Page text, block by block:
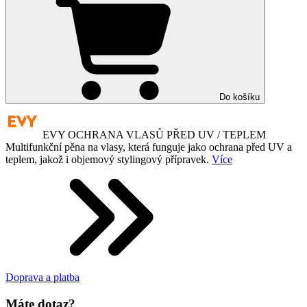
Do košíku
EVY OCHRANA VLASŮ PŘED UV / TEPLEM
Multifunkční pěna na vlasy, která funguje jako ochrana před UV a
teplem, jakož i objemový stylingový přípravek. Více
Doprava a platba
Máte dotaz?